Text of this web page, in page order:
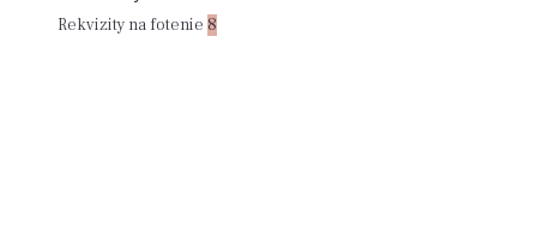
Rekvizity na fotenie 8